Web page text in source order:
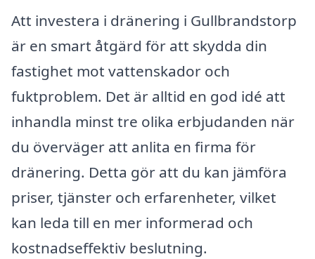
Att investera i dränering i Gullbrandstorp
är en smart åtgärd för att skydda din
fastighet mot vattenskador och
fuktproblem. Det är alltid en god idé att
inhandla minst tre olika erbjudanden när
du överväger att anlita en firma för
dränering. Detta gör att du kan jämföra
priser, tjänster och erfarenheter, vilket
kan leda till en mer informerad och
kostnadseffektiv beslutning.